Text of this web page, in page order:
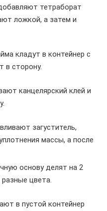
тетраборат
ложкой, а затем и
кладут в контейнер с
в сторону.
канцелярский клей и
загуститель,
массы, а после
основу делят на 2
цвета.
в пустой контейнер